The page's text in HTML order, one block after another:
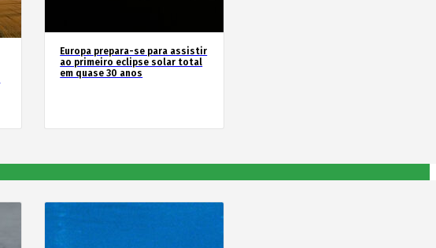
Europa prepara-se para assistir
ao primeiro eclipse solar total
em quase 30 anos